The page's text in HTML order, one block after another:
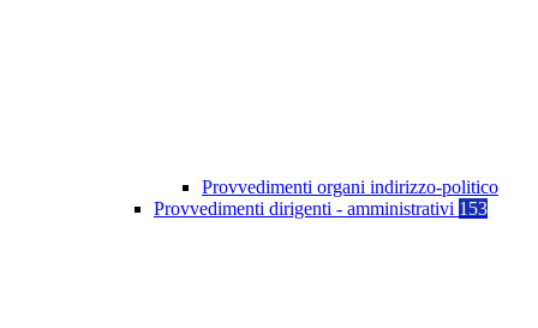
Provvedimenti organi indirizzo-politico
Provvedimenti dirigenti - amministrativi 153